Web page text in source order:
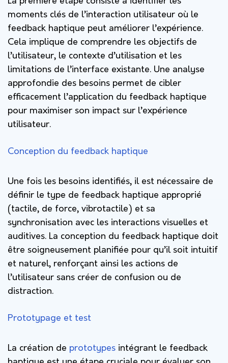
moments clés de l’interaction utilisateur où le
feedback haptique peut améliorer l’expérience.
Cela implique de comprendre les objectifs de
l’utilisateur, le contexte d’utilisation et les
limitations de l’interface existante. Une analyse
approfondie des besoins permet de cibler
efficacement l’application du feedback haptique
pour maximiser son impact sur l’expérience
utilisateur.
Conception du feedback haptique
Une fois les besoins identifiés, il est nécessaire de
définir le type de feedback haptique approprié
(tactile, de force, vibrotactile) et sa
synchronisation avec les interactions visuelles et
auditives. La conception du feedback haptique doit
être soigneusement planifiée pour qu’il soit intuitif
et naturel, renforçant ainsi les actions de
l’utilisateur sans créer de confusion ou de
distraction.
Prototypage et test
La création de prototypes intégrant le feedback